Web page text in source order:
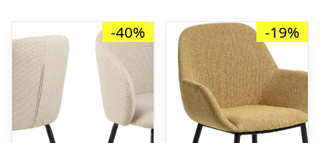
-40% -19%